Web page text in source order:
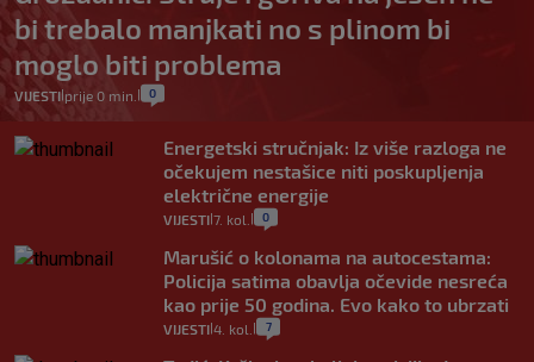
bi trebalo manjkati no s plinom bi
moglo biti problema
VIJESTI prije 0 min. 0
Energetski stručnjak: Iz više razloga ne
očekujem nestašice niti poskupljenja
električne energije
VIJESTI 7. kol. 0
Marušić o kolonama na autocestama:
Policija satima obavlja očevide nesreća
kao prije 50 godina. Evo kako to ubrzati
VIJESTI 4. kol. 7